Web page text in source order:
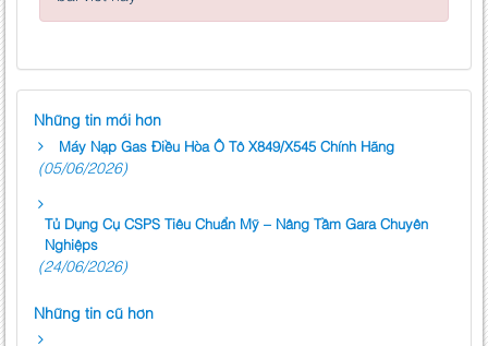
Những tin mới hơn
Máy Nạp Gas Điều Hòa Ô Tô X849/X545 Chính Hãng
(05/06/2026)
Tủ Dụng Cụ CSPS Tiêu Chuẩn Mỹ – Nâng Tầm Gara Chuyên
Nghiệps
(24/06/2026)
Những tin cũ hơn